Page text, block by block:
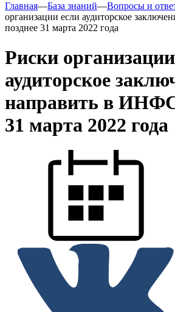
Главная—База знаний—Вопросы и
организации если аудиторское
позднее 31 марта 2022 года
Риски
аудиторское
направить в ИНФС
31 марта 2022 года